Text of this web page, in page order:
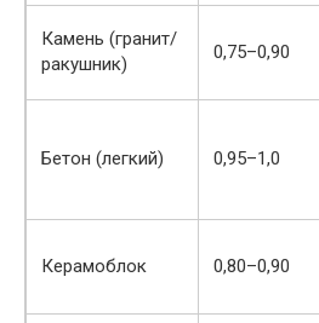
Камень (гранит/
ракушник)
0,75–0,90
Бетон (легкий) 0,95–1,0
Керамоблок 0,80–0,90